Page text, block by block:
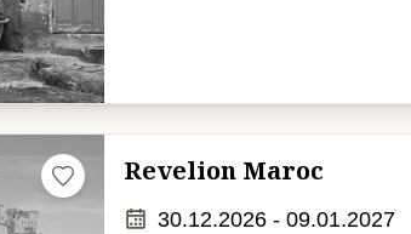
Revelion Maroc
30.12.2026 - 09.01.2027